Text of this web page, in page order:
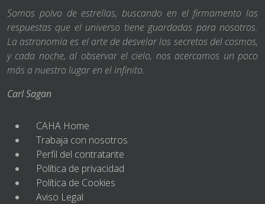
Somos polvo de estrellas, buscando en el firmamento las
respuestas que el universo tiene guardadas para nosotros.
La astronomía es el arte de desvelar los secretos del cosmos,
y cada noche, al observar el cielo, nos acercamos un poco
más a nuestro lugar en el infinito.
Carl Sagan
CAHA Home
Trabaja con nosotros
Perfil del contratante
Política de privacidad
Política de Cookies
Aviso Legal